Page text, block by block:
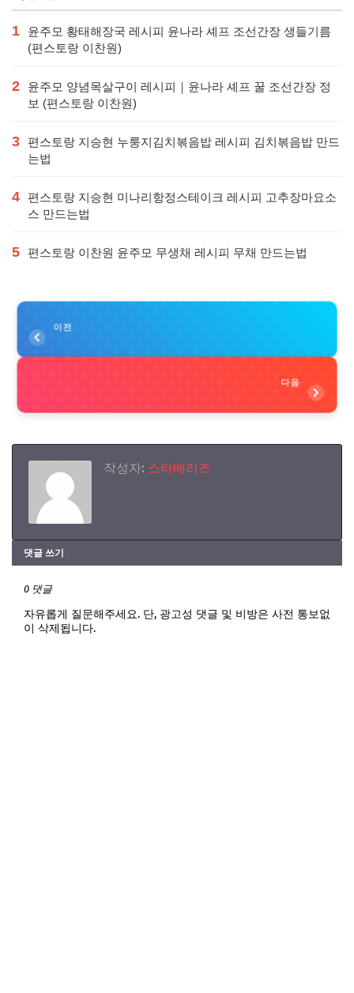
1
윤주모 황태해장국 레시피 윤나라 셰프 조선간장 생들기름
(편스토랑 이찬원)
2
윤주모 양념목살구이 레시피｜윤나라 셰프 꿀 조선간장 정
보 (편스토랑 이찬원)
3
편스토랑 지승현 누룽지김치볶음밥 레시피 김치볶음밥 만드
는법
4
편스토랑 지승현 미나리항정스테이크 레시피 고추장마요소
스 만드는법
5 편스토랑 이찬원 윤주모 무생채 레시피 무채 만드는법
이전
다음
작성자: 스타베리즈
댓글 쓰기
0 댓글
자유롭게 질문해주세요. 단, 광고성 댓글 및 비방은 사전 통보없
이 삭제됩니다.